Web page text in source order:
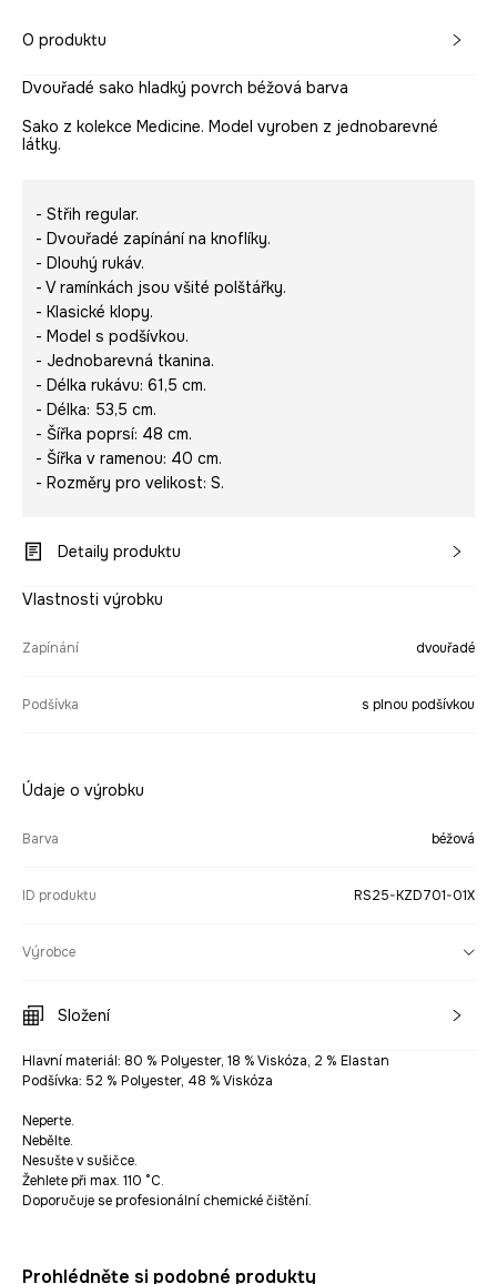
O produktu
Dvouřadé sako hladký povrch béžová barva
Sako z kolekce Medicine. Model vyroben z jednobarevné
látky.
- Střih regular.
- Dvouřadé zapínání na knoflíky.
- Dlouhý rukáv.
- V ramínkách jsou všité polštářky.
- Klasické klopy.
- Model s podšívkou.
- Jednobarevná tkanina.
- Délka rukávu: 61,5 cm.
- Délka: 53,5 cm.
- Šířka poprsí: 48 cm.
- Šířka v ramenou: 40 cm.
- Rozměry pro velikost: S.
Detaily produktu
Vlastnosti výrobku
Zapínání dvouřadé
Podšívka s plnou podšívkou
Údaje o výrobku
Barva béžová
ID produktu RS25-KZD701-01X
Výrobce
Složení
Hlavní materiál: 80 % Polyester, 18 % Viskóza, 2 % Elastan
Podšívka: 52 % Polyester, 48 % Viskóza
Neperte.
Nebělte.
Nesušte v sušičce.
Žehlete při max. 110 °C.
Doporučuje se profesionální chemické čištění.
Prohlédněte si podobné produkty